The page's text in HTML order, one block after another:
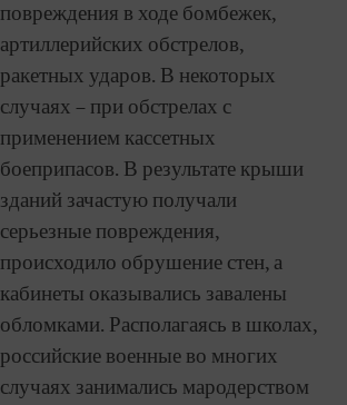
повреждения в ходе бомбежек,
артиллерийских обстрелов,
ракетных ударов. В некоторых
случаях – при обстрелах с
применением кассетных
боеприпасов. В результате крыши
зданий зачастую получали
серьезные повреждения,
происходило обрушение стен, а
кабинеты оказывались завалены
обломками. Располагаясь в школах,
российские военные во многих
случаях занимались мародерством